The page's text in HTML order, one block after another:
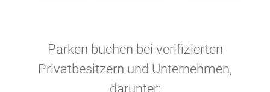
Parken buchen bei verifizierten
Privatbesitzern und Unternehmen,
darunter: